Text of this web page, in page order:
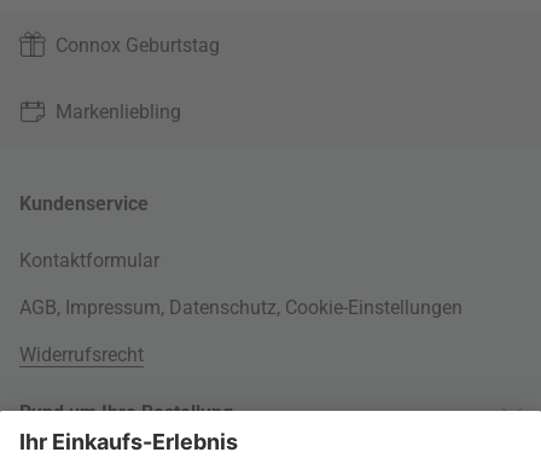
Connox Geburtstag
Markenliebling
Kundenservice
Kontaktformular
AGB, Impressum, Datenschutz, Cookie-Einstellungen
Widerrufsrecht
Rund um Ihre Bestellung